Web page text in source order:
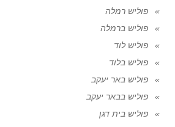
פוליש רמלה
פוליש ברמלה
פוליש לוד
פוליש בלוד
פוליש באר יעקב
פוליש בבאר יעקב
פוליש בית דגן